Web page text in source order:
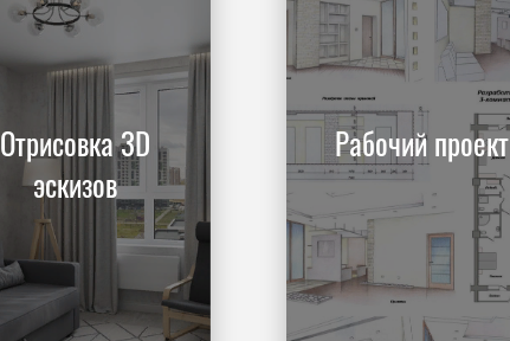
Отрисовка 3D
эскизов
Рабочий проект